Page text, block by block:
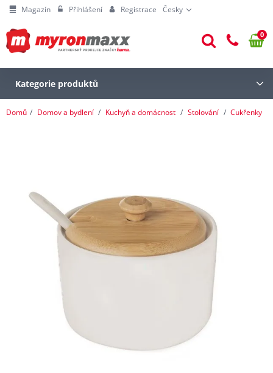
Magazín Přihlášení Registrace Česky
0
Kategorie produktů
Domů Domov a bydlení Kuchyň a domácnost Stolování Cukřenky